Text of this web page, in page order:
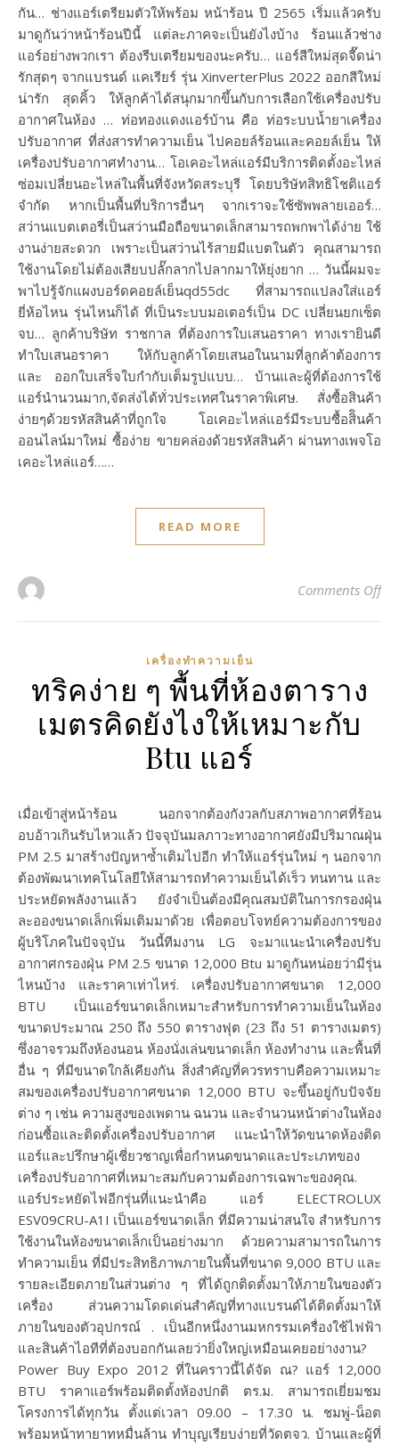
กัน… ช่างแอร์เตรียมตัวให้พร้อม หน้าร้อน ปี 2565 เริ่มแล้วครับ
มาดูกันว่าหน้าร้อนปีนี้ แต่ละภาคจะเป็นยังไงบ้าง ร้อนแล้วช่าง
แอร์อย่างพวกเรา ต้องรีบเตรียมของนะครับ… แอร์สีใหม่สุดจี๊ดน่า
รักสุดๆ จากแบรนด์ แคเรียร์ รุ่น XinverterPlus 2022 ออกสีใหม่
น่ารัก สุดคิ้ว ให้ลูกค้าได้สนุกมากขึ้นกับการเลือกใช้เครื่องปรับ
อากาศในห้อง … ท่อทองแดงแอร์บ้าน คือ ท่อระบบน้ำยาเครื่อง
ปรับอากาศ ที่ส่งสารทำความเย็น ไปคอยล์ร้อนและคอยล์เย็น ให้
เครื่องปรับอากาศทำงาน… โอเคอะไหล่แอร์มีบริการติดตั้งอะไหล่
ซ่อมเปลี่ยนอะไหล่ในพื้นที่จังหวัดสระบุรี โดยบริษัทสิทธิโชติแอร์
จำกัด หากเป็นพื้นที่บริการอื่นๆ จากเราจะใช้ซัพพลายเออร์…
สว่านแบตเตอรี่เป็นสว่านมือถือขนาดเล็กสามารถพกพาได้ง่าย ใช้
งานง่ายสะดวก เพราะเป็นสว่านไร้สายมีแบตในตัว คุณสามารถ
ใช้งานโดยไม่ต้องเสียบปลั๊กลากไปลากมาให้ยุ่งยาก … วันนี้ผมจะ
พาไปรู้จักแผงบอร์ดคอยล์เย็นqd55dc ที่สามารถแปลงใส่แอร์
ยี่ห้อไหน รุ่นไหนก็ได้ ที่เป็นระบบมอเตอร์เป็น DC เปลี่ยนยกเซ็ต
จบ… ลูกค้าบริษัท ราชกาล ที่ต้องการใบเสนอราคา ทางเรายินดี
ทำใบเสนอราคา ให้กับลูกค้าโดยเสนอในนามที่ลูกค้าต้องการ
และ ออกใบเสร็จใบกำกับเต็มรูปแบบ… บ้านและผู้ที่ต้องการใช้
แอร์นำนวนมาก,จัดส่งได้ทั่วประเทศในราคาพิเศษ. สั่งซื้อสินค้า
ง่ายๆด้วยรหัสสินค้าที่ถูกใจ โอเคอะไหล่แอร์มีระบบซื้อสิินค้า
ออนไลน์มาใหม่ ซื้อง่าย ขายคล่องด้วยรหัสสินค้า ผ่านทางเพจโอ
เคอะไหล่แอร์……
READ MORE
Comments Offon
เครื่องทำความเย็น
ทริคง่าย ๆ พื้นที่ห้องตาราง
เมตรคิดยังไงให้เหมาะกับ
Btu แอร์
เมื่อเข้าสู่หน้าร้อน นอกจากต้องกังวลกับสภาพอากาศที่ร้อน
อบอ้าวเกินรับไหวแล้ว ปัจจุบันมลภาวะทางอากาศยังมีปริมาณฝุ่น
PM 2.5 มาสร้างปัญหาซ้ำเติมไปอีก ทำให้แอร์รุ่นใหม่ ๆ นอกจาก
ต้องพัฒนาเทคโนโลยีให้สามารถทำความเย็นได้เร็ว ทนทาน และ
ประหยัดพลังงานแล้ว ยังจำเป็นต้องมีคุณสมบัติในการกรองฝุ่น
ละอองขนาดเล็กเพิ่มเติมมาด้วย เพื่อตอบโจทย์ความต้องการของ
ผู้บริโภคในปัจจุบัน วันนี้ทีมงาน LG จะมาแนะนำเครื่องปรับ
อากาศกรองฝุ่น PM 2.5 ขนาด 12,000 Btu มาดูกันหน่อยว่ามีรุ่น
ไหนบ้าง และราคาเท่าไหร่. เครื่องปรับอากาศขนาด 12,000
BTU เป็นแอร์ขนาดเล็กเหมาะสำหรับการทำความเย็นในห้อง
ขนาดประมาณ 250 ถึง 550 ตารางฟุต (23 ถึง 51 ตารางเมตร)
ซึ่งอาจรวมถึงห้องนอน ห้องนั่งเล่นขนาดเล็ก ห้องทำงาน และพื้นที่
อื่น ๆ ที่มีขนาดใกล้เคียงกัน สิ่งสำคัญที่ควรทราบคือความเหมาะ
สมของเครื่องปรับอากาศขนาด 12,000 BTU จะขึ้นอยู่กับปัจจัย
ต่าง ๆ เช่น ความสูงของเพดาน ฉนวน และจำนวนหน้าต่างในห้อง
ก่อนซื้อและติดตั้งเครื่องปรับอากาศ แนะนำให้วัดขนาดห้องติด
แอร์และปรึกษาผู้เชี่ยวชาญเพื่อกำหนดขนาดและประเภทของ
เครื่องปรับอากาศที่เหมาะสมกับความต้องการเฉพาะของคุณ.
แอร์ประหยัดไฟอีกรุ่นที่แนะนำคือ แอร์ ELECTROLUX
ESV09CRU-A1I เป็นแอร์ขนาดเล็ก ที่มีความน่าสนใจ สำหรับการ
ใช้งานในห้องขนาดเล็กเป็นอย่างมาก ด้วยความสามารถในการ
ทำความเย็น ที่มีประสิทธิภาพภายในพื้นที่ขนาด 9,000 BTU และ
รายละเอียดภายในส่วนต่าง ๆ ที่ได้ถูกติดตั้งมาให้ภายในของตัว
เครื่อง ส่วนความโดดเด่นสำคัญที่ทางแบรนด์ได้ติดตั้งมาให้
ภายในของตัวอุปกรณ์ . เป็นอีกหนึ่งงานมหกรรมเครื่องใช้ไฟฟ้า
และสินค้าไอทีที่ต้องบอกกันเลยว่ายิ่งใหญ่เหมือนเคยอย่างงาน?
Power Buy Expo 2012 ที่ในคราวนี้ได้จัด ณ? แอร์ 12,000
BTU ราคาแอร์พร้อมติดตั้งห้องปกติ ตร.ม. สามารถเยี่ยมชม
โครงการได้ทุกวัน ตั้งแต่เวลา 09.00 – 17.30 น. ชมพู่-น็อต
พร้อมหน้าทายาทหมื่นล้าน ทำบุญเรียบง่ายที่วัดตจว. บ้านและผู้ที่